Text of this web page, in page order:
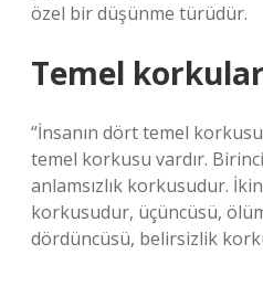
özel bir düşünme türüdür.
Temel
“İnsanın dört temel
temel korkusu vardır.
anlamsızlık korkusudur.
korkusudur, üçüncüsü,
dördüncüsü, belirsizlik